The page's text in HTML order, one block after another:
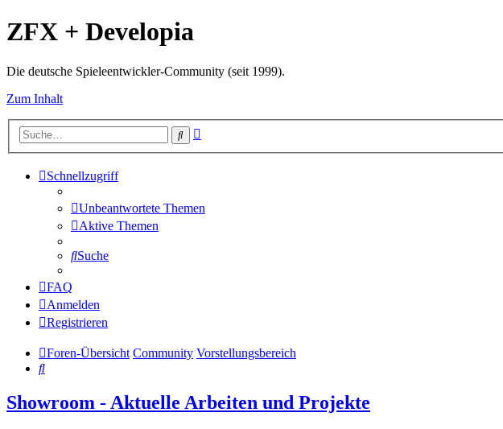
ZFX + Developia
Die deutsche Spieleentwickler-Community (seit 1999).
Zum Inhalt
Suche
Schnellzugriff
Unbeantwortete Themen
Aktive Themen
Suche
FAQ
Anmelden
Registrieren
Foren-Übersicht Community Vorstellungsbereich
Suche
Showroom - Aktuelle Arbeiten und Projekte